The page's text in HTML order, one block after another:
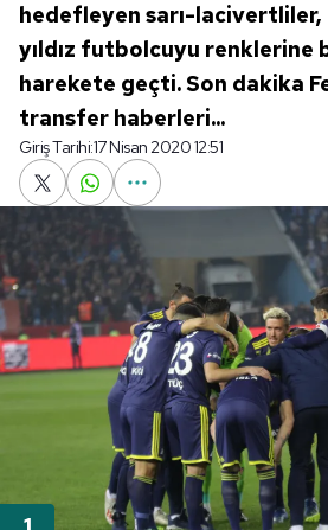
hedefleyen sarı-lacivertliler,
yıldız futbolcuyu renklerine
harekete geçti. Son dakika
transfer haberleri...
Giriş Tarihi:17 Nisan 2020 12:51